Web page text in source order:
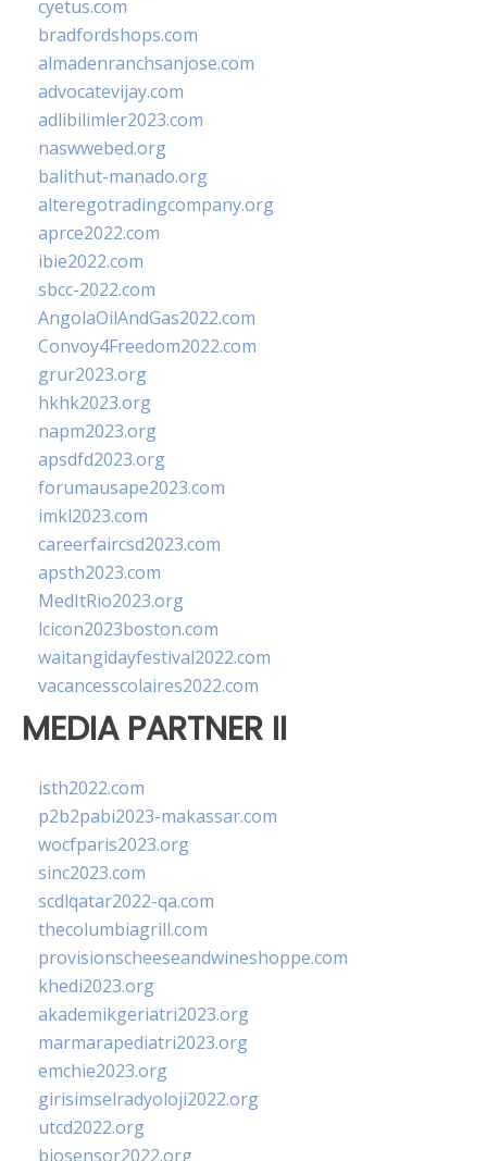
cyetus.com
bradfordshops.com
almadenranchsanjose.com
advocatevijay.com
adlibilimler2023.com
naswwebed.org
balithut-manado.org
alteregotradingcompany.org
aprce2022.com
ibie2022.com
sbcc-2022.com
AngolaOilAndGas2022.com
Convoy4Freedom2022.com
grur2023.org
hkhk2023.org
napm2023.org
apsdfd2023.org
forumausape2023.com
imkl2023.com
careerfaircsd2023.com
apsth2023.com
MedItRio2023.org
lcicon2023boston.com
waitangidayfestival2022.com
vacancesscolaires2022.com
MEDIA PARTNER II
isth2022.com
p2b2pabi2023-makassar.com
wocfparis2023.org
sinc2023.com
scdlqatar2022-qa.com
thecolumbiagrill.com
provisionscheeseandwineshoppe.com
khedi2023.org
akademikgeriatri2023.org
marmarapediatri2023.org
emchie2023.org
girisimselradyoloji2022.org
utcd2022.org
biosensor2022.org